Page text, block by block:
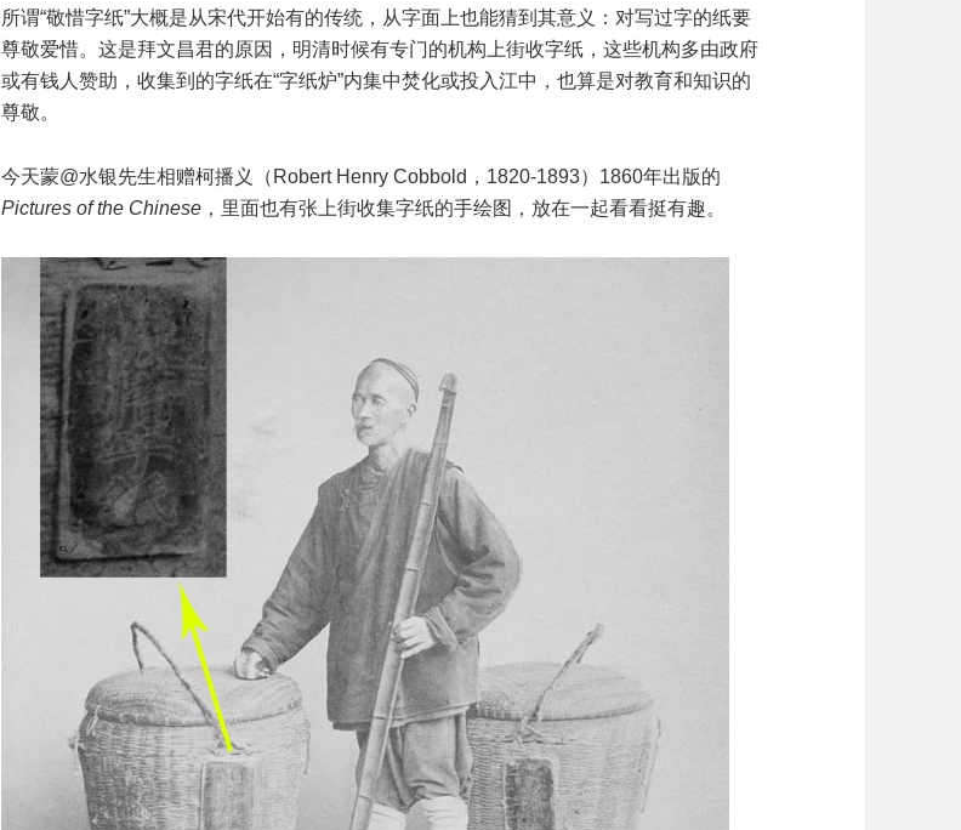
所谓“敬惜字纸”大概是从宋代开始有的传统，从字面上也能猜到其意义：对写过字的纸要
尊敬爱惜。这是拜文昌君的原因，明清时候有专门的机构上街收字纸，这些机构多由政府
或有钱人赞助，收集到的字纸在“字纸炉”内集中焚化或投入江中，也算是对教育和知识的
尊敬。
今天蒙@水银先生相赠柯播义（Robert Henry Cobbold，1820-1893）1860年出版的
Pictures of the Chinese ，里面也有张上街收集字纸的手绘图，放在一起看看挺有趣。